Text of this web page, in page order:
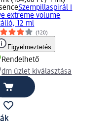
Szempillaspirál I
extreme volume
12 ml
(120)
Figyelmeztetés
Rendelhető
dm üzlet kiválasztása